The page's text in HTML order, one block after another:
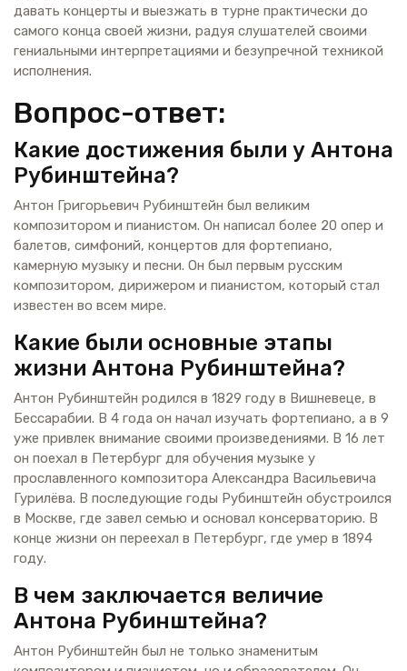
давать концерты и выезжать в турне практически до
самого конца своей жизни, радуя слушателей своими
гениальными интерпретациями и безупречной техникой
исполнения.
Вопрос-ответ:
Какие достижения были у Антона
Рубинштейна?
Антон Григорьевич Рубинштейн был великим
композитором и пианистом. Он написал более 20 опер и
балетов, симфоний, концертов для фортепиано,
камерную музыку и песни. Он был первым русским
композитором, дирижером и пианистом, который стал
известен во всем мире.
Какие были основные этапы
жизни Антона Рубинштейна?
Антон Рубинштейн родился в 1829 году в Вишневеце, в
Бессарабии. В 4 года он начал изучать фортепиано, а в 9
уже привлек внимание своими произведениями. В 16 лет
он поехал в Петербург для обучения музыке у
прославленного композитора Александра Васильевича
Гурилёва. В последующие годы Рубинштейн обустроился
в Москве, где завел семью и основал консерваторию. В
конце жизни он переехал в Петербург, где умер в 1894
году.
В чем заключается величие
Антона Рубинштейна?
Антон Рубинштейн был не только знаменитым